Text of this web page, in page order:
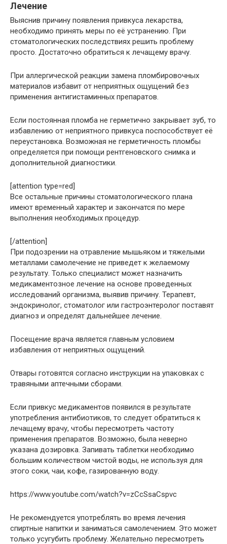
Лечение
Выяснив причину появления привкуса лекарства,
необходимо принять меры по её устранению. При
стоматологических последствиях решить проблему
просто. Достаточно обратиться к лечащему врачу.
При аллергической реакции замена пломбировочных
материалов избавит от неприятных ощущений без
применения антигистаминных препаратов.
Если постоянная пломба не герметично закрывает зуб, то
избавлению от неприятного привкуса поспособствует её
переустановка. Возможная не герметичность пломбы
определяется при помощи рентгеновского снимка и
дополнительной диагностики.
[attention type=red]
Все остальные причины стоматологического плана
имеют временный характер и закончатся по мере
выполнения необходимых процедур.
[/attention]
При подозрении на отравление мышьяком и тяжелыми
металлами самолечение не приведет к желаемому
результату. Только специалист может назначить
медикаментозное лечение на основе проведенных
исследований организма, выявив причину. Терапевт,
эндокринолог, стоматолог или гастроэнтеролог поставят
диагноз и определят дальнейшее лечение.
Посещение врача является главным условием
избавления от неприятных ощущений.
Отвары готовятся согласно инструкции на упаковках с
травяными аптечными сборами.
Если привкус медикаментов появился в результате
употребления антибиотиков, то следует обратиться к
лечащему врачу, чтобы пересмотреть частоту
применения препаратов. Возможно, была неверно
указана дозировка. Запивать таблетки необходимо
большим количеством чистой воды, не используя для
этого соки, чаи, кофе, газированную воду.
https://www.youtube.com/watch?v=zCcSsaCspvc
Не рекомендуется употреблять во время лечения
спиртные напитки и заниматься самолечением. Это может
только усугубить проблему. Желательно пересмотреть